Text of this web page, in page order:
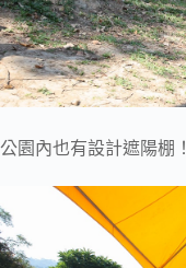
公園內也有設計遮陽棚！